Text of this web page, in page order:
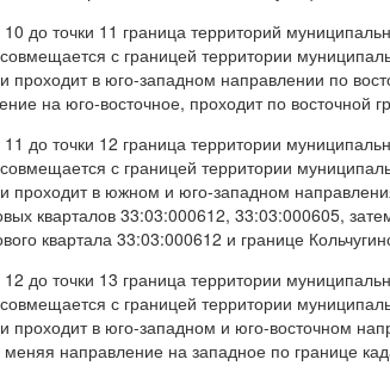
10 до точки 11 граница территорий
с границей территории
проходит в юго-западном направлении по
на юго-восточное, проходит по восточной
11 до точки 12 граница территории
с границей территории
проходит в южном и юго-западном
кварталов 33:03:000612, 33:03:000605,
квартала 33:03:000612 и границе
12 до точки 13 граница территории
с границей территории
проходит в юго-западном и юго-восточном
меняя направление на западное по границе